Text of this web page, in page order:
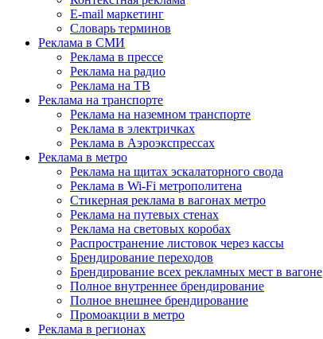
E-mail маркетинг
Словарь терминов
Реклама в СМИ
Реклама в прессе
Реклама на радио
Реклама на ТВ
Реклама на транспорте
Реклама на наземном транспорте
Реклама в электричках
Реклама в Аэроэкспрессах
Реклама в метро
Реклама на щитах эскалаторного свода
Реклама в Wi-Fi метрополитена
Стикерная реклама в вагонах метро
Реклама на путевых стенах
Реклама на световых коробах
Распространение листовок через кассы
Брендирование переходов
Брендирование всех рекламных мест в вагоне
Полное внутреннее брендирование
Полное внешнее брендирование
Промоакции в метро
Реклама в регионах